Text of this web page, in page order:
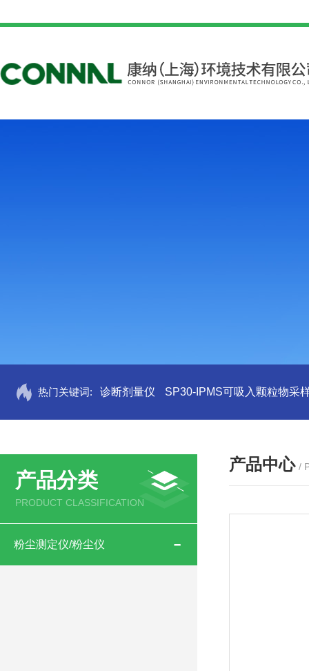
热门关键词: 诊断剂量仪 SP30-IPMS可吸入颗粒物采
产品分类
PRODUCT CLASSIFICATION
粉尘测定仪/粉尘仪
产品中心 /